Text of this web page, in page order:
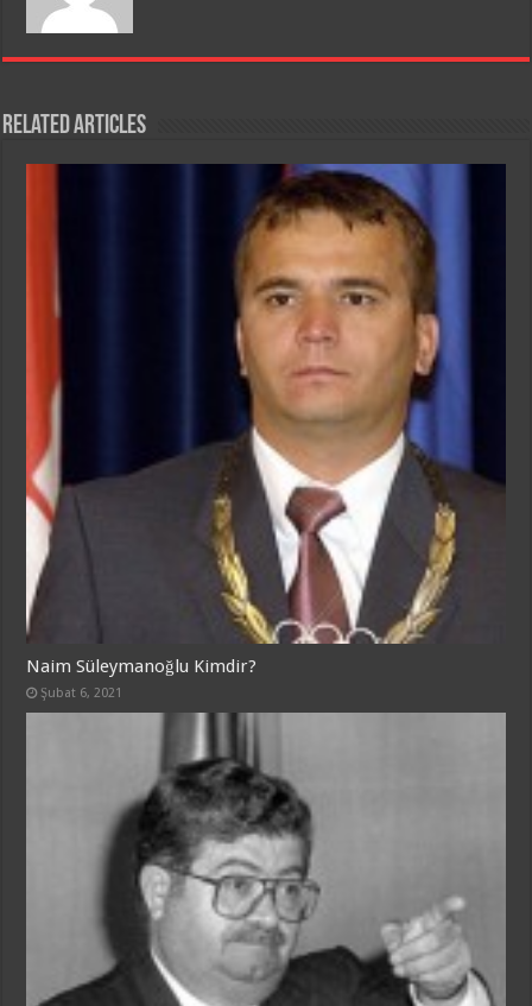
Related Articles
Naim Süleymanoğlu Kimdir?
Şubat 6, 2021